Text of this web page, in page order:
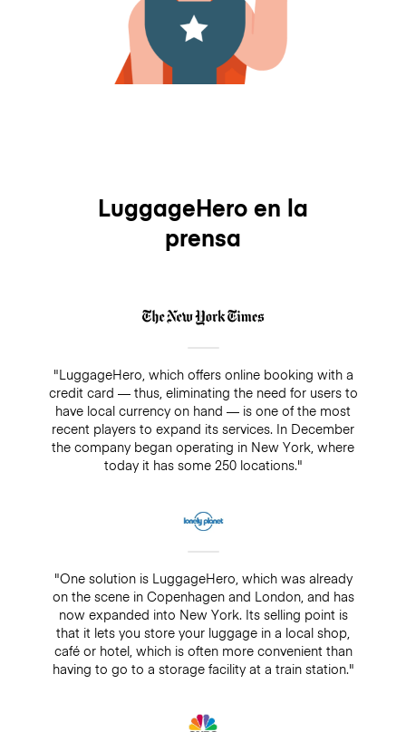
LuggageHero en la
prensa
"LuggageHero, which offers online booking with a
credit card — thus, eliminating the need for users to
have local currency on hand — is one of the most
recent players to expand its services. In December
the company began operating in New York, where
today it has some 250 locations."
"One solution is LuggageHero, which was already
on the scene in Copenhagen and London, and has
now expanded into New York. Its selling point is
that it lets you store your luggage in a local shop,
café or hotel, which is often more convenient than
having to go to a storage facility at a train station."